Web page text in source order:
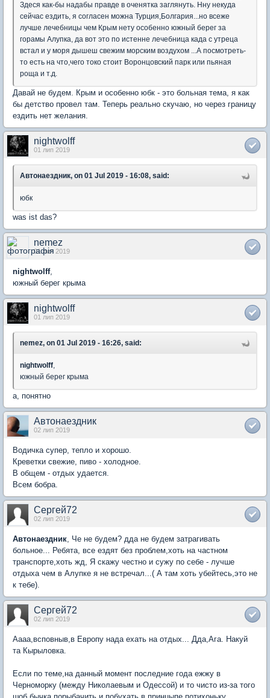
Здеся как-бы надабы правде в оченятка заглянуть. Нну некуда
сейчас ездить, я согласен можна Турция,Болгария...но всеже
лучше лечебницы чем Крым нету особенно южный берег за
горамы Алупка, да вот это по истенне лечебница када с утреца
встал и у моря дышеш свежим морским воздухом ...А посмотреть-
то есть на что,чего токо стоит Воронцовский парк или пьяная
роща и т.д.
Давай не будем. Крым и особенно юбк - это больная тема, я как
бы детство провел там. Теперь реально скучаю, но через границу
ездить нет желания.
nightwolff
01 лип 2019
Автонаездник, on 01 Jul 2019 - 16:08, said:
юбк
was ist das?
nemez
01 лип 2019
nightwolff,
южный берег крыма
nightwolff
01 лип 2019
nemez, on 01 Jul 2019 - 16:26, said:
nightwolff,
южный берег крыма
а, понятно
Автонаездник
02 лип 2019
Водичка супер, тепло и хорошо.
Креветки свежие, пиво - холодное.
В общем - отдых удается.
Всем бобра.
Сергей72
02 лип 2019
Автонаездник, Че не будем? дда не будем затрагивать
больное... Ребята, все ездят без проблем,хоть на частном
транспорте,хоть жд, Я скажу честно и сужу по себе - лучше
отдыха чем в Алупке я не встречал...( А там хоть убейтесь,это не
к тебе).
Сергей72
02 лип 2019
Аааа,всповныв,в Европу нада ехать на отдых... Дда,Ага. Накуй
та Кырыловка.
Если по теме,на данный момент последние года ежжу в
Черноморку (между Николаевым и Одессой) и то чисто из-за того